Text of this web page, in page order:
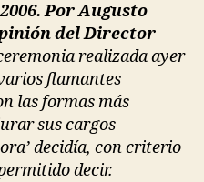
Por Augusto
del Director
realizada ayer
flamantes
las formas más
sus cargos
decidía, con criterio
decir.